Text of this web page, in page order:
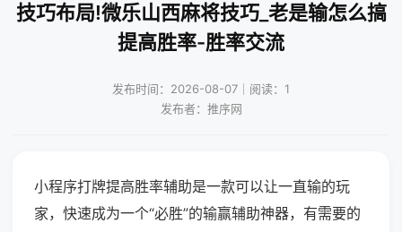
技巧布局!微乐山西麻将技巧_老是输怎么搞
提高胜率-胜率交流
发布时间：2026-08-07｜阅读：1
发布者：推序网
小程序打牌提高胜率辅助是一款可以让一直输的玩
家，快速成为一个“必胜”的输赢辅助神器，有需要的